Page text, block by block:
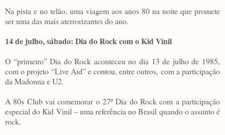
Na pista e no telão, uma viagem aos anos 80 na noite que promete
ser uma das mais aterrorizantes do ano.
14 de julho, sábado: Dia do Rock com o Kid Vinil
O “primeiro” Dia do Rock aconteceu no dia 13 de julho de 1985,
com o projeto “Live Aid” e contou, entre outros, com a participação
da Madonna e U2.
A 80s Club vai comemorar o 27º Dia do Rock com a participação
especial do Kid Vinil – uma referência no Brasil quando o assunto é
rock.